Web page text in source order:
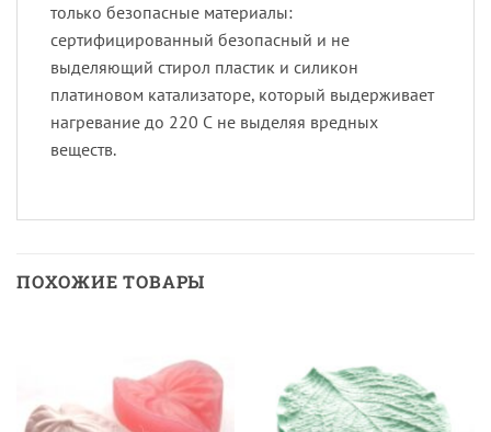
только безопасные материалы:
сертифицированный безопасный и не
выделяющий стирол пластик и силикон
платиновом катализаторе, который выдерживает
нагревание до 220 С не выделяя вредных
веществ.
ПОХОЖИЕ ТОВАРЫ